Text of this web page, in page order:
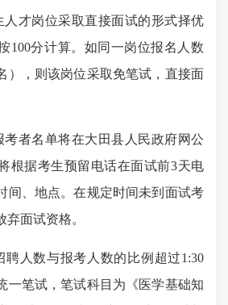
人才岗位采取直接面试的形式择优
100分计算。如同一岗位报名人数
），则该岗位采取免笔试，直接面
考者名单将在大田县人民政府网公
根据考生预留电话在面试前3天电
间、地点。在规定时间未到面试考
面试资格。
聘人数与报考人数的比例超过1:30
一笔试 ，笔试科目为《医学基础知